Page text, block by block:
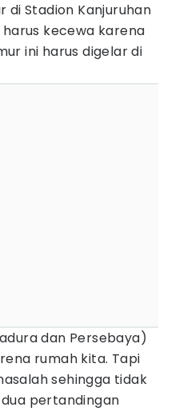
di Stadion Kanjuruhan
kecewa karena
ini harus digelar di
dan Persebaya)
rumah kita. Tapi
sehingga tidak
pertandingan